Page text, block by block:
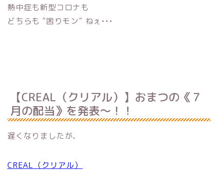
熱中症も新型コロナも
どちらも “困りモン” ねぇ•••
【CREAL（クリアル）】おまつの《７
月の配当》を発表〜！！
遅くなりましたが、
CREAL（クリアル）